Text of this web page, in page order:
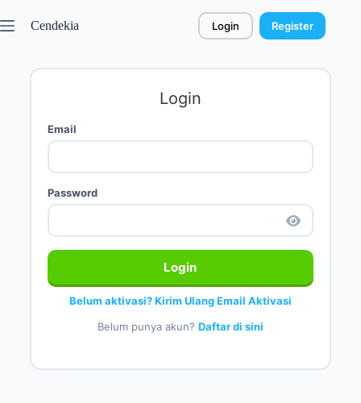
Cendekia Login Register
Login
Email
Password
Login
Belum aktivasi? Kirim Ulang Email Aktivasi
Belum punya akun? Daftar di sini